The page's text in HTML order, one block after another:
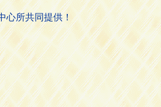
所共同提供！